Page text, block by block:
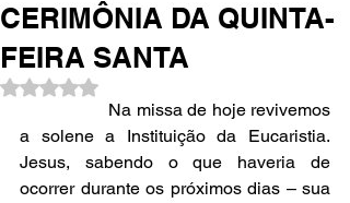
CERIMÔNIA DA QUINTA-
FEIRA SANTA
Avaliado com NaN de 5 estrelas.
a solene a Instituição da Eucaristia.
Jesus, sabendo o que haveria de
ocorrer durante os próximos dias – sua